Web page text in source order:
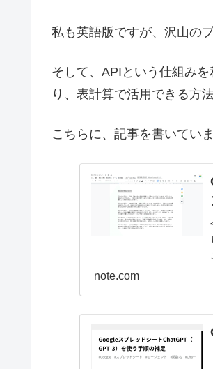
私も英語版ですが、沢山の
そして、APIという仕組み
り、表計算で活用できる方
こちらに、記事を書いていま
note.com